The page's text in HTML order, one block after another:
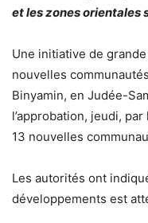
et les zones orientales
Une initiative de
nouvelles
Binyamin, en Judée-
l’approbation, jeudi,
13 nouvelles
Les autorités ont
développements est